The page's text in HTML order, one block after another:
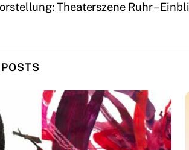
Theaterszene Ruhr –